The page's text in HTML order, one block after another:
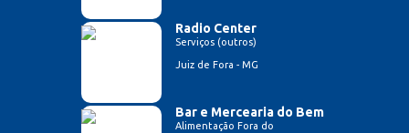
Radio Center
Serviços (outros)
Juiz de Fora - MG
Bar e Mercearia do Bem
Alimentação Fora do